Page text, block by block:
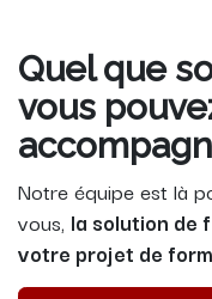
Quel que
vous
Notre équipe est là
vous, la solution de
votre projet de